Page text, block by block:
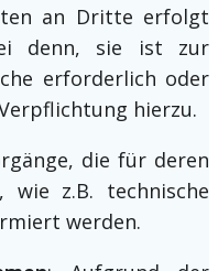
an Dritte erfolgt
denn, sie ist zur
erforderlich oder
hierzu.
die für deren
wie z.B. technische
werden.